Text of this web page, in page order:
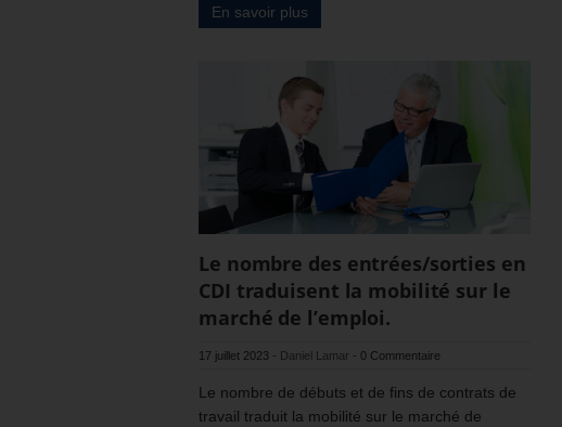
En savoir plus
Le nombre des entrées/sorties en
CDI traduisent la mobilité sur le
marché de l’emploi.
17 juillet 2023 - Daniel Lamar - 0 Commentaire
Le nombre de débuts et de fins de contrats de
travail traduit la mobilité sur le marché de